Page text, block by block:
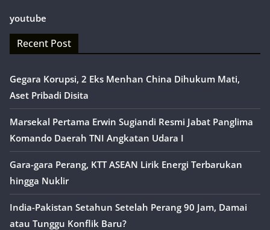
youtube
Recent Post
Gegara Korupsi, 2 Eks Menhan China Dihukum Mati,
Aset Pribadi Disita
Marsekal Pertama Erwin Sugiandi Resmi Jabat Panglima
Komando Daerah TNI Angkatan Udara I
Gara-gara Perang, KTT ASEAN Lirik Energi Terbarukan
hingga Nuklir
India-Pakistan Setahun Setelah Perang 90 Jam, Damai
atau Tunggu Konflik Baru?